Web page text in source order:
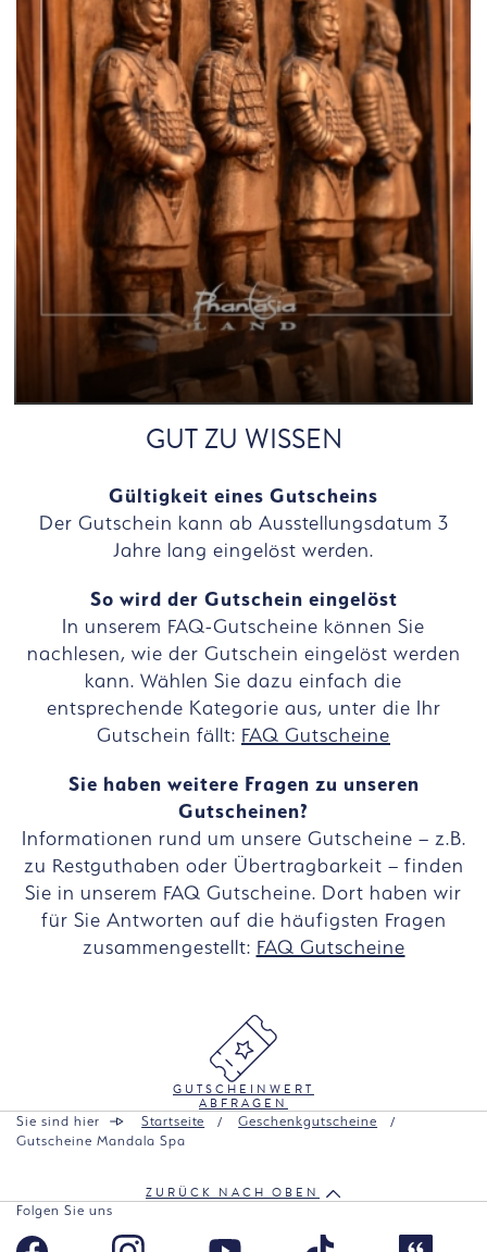
GUT ZU WISSEN
Gültigkeit eines Gutscheins
Der Gutschein kann ab Ausstellungsdatum 3
Jahre lang eingelöst werden.
So wird der Gutschein eingelöst
In unserem FAQ-Gutscheine können Sie
nachlesen, wie der Gutschein eingelöst werden
kann. Wählen Sie dazu einfach die
entsprechende Kategorie aus, unter die Ihr
Gutschein fällt: FAQ Gutscheine
Sie haben weitere Fragen zu unseren
Gutscheinen?
Informationen rund um unsere Gutscheine – z.B.
zu Restguthaben oder Übertragbarkeit – finden
Sie in unserem FAQ Gutscheine. Dort haben wir
für Sie Antworten auf die häufigsten Fragen
zusammengestellt: FAQ Gutscheine
GUTSCHEINWERT
ABFRAGEN
Sie sind hier Startseite
Geschenkgutscheine
Gutscheine Mandala Spa
ZURÜCK NACH OBEN
Folgen Sie uns